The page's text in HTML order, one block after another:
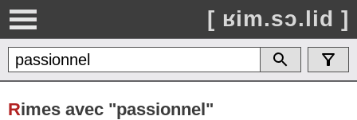
[ ʁim.sɔ.lid ]
Rimes avec "passionnel"